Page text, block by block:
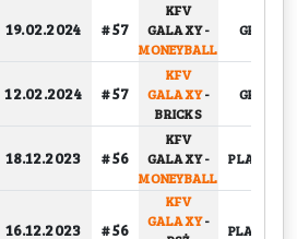
19.02.2024 # 57
KFV
GALAXY-
MONEYBALL
12.02.2024 # 57
KFV
GALAXY-
BRICKS
18.12.2023 # 56
KFV
GALAXY-
MONEYBALL
PLAY-OFF,
16.12.2023 # 56
KFV
GALAXY-
PLAY-